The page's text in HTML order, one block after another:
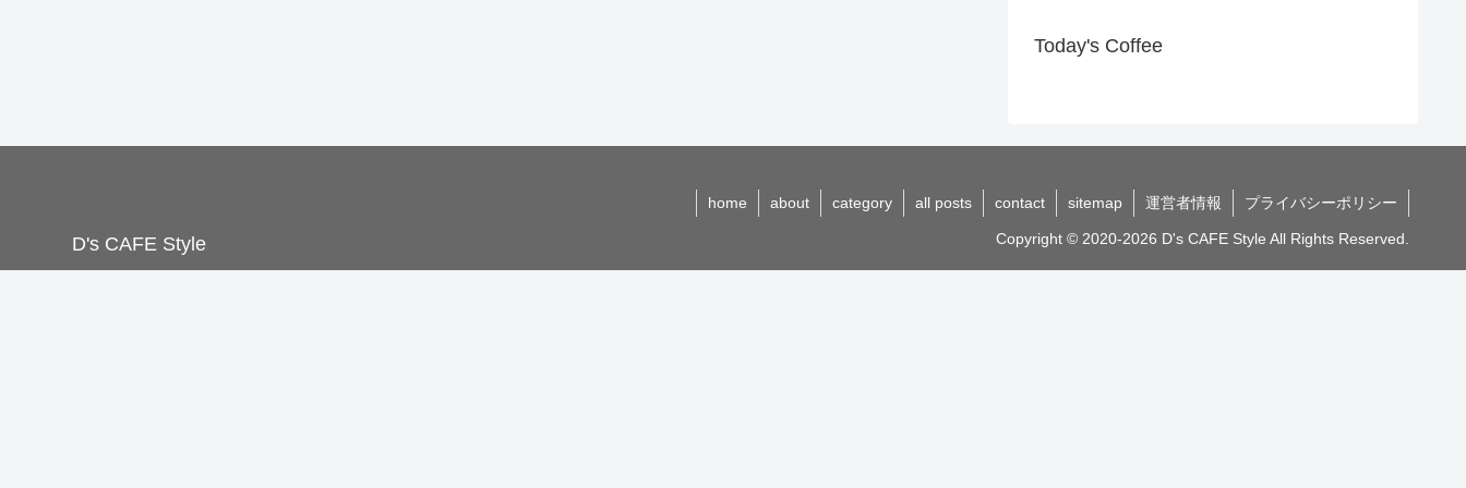
Today's Coffee
D's CAFE Style
home about category all posts contact sitemap 運営者情報 プライバシーポリシー
Copyright © 2020-2026 D's CAFE Style All Rights Reserved.